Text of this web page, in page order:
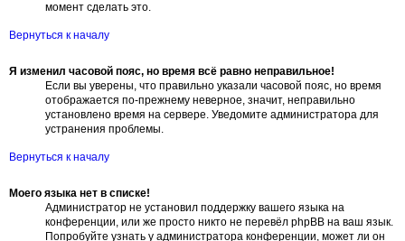
момент сделать это.
Вернуться к началу
Я изменил часовой пояс, но время всё равно неправильное!
Если вы уверены, что правильно указали часовой пояс, но время
отображается по-прежнему неверное, значит, неправильно
установлено время на сервере. Уведомите администратора для
устранения проблемы.
Вернуться к началу
Моего языка нет в списке!
Администратор не установил поддержку вашего языка на
конференции, или же просто никто не перевёл phpBB на ваш язык.
Попробуйте узнать у администратора конференции, может ли он